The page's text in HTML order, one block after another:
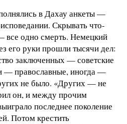
в Дахау анкеты —
Скрывать что-
все одно смерть. Немецкий
его руки прошли тысячи дел:
заключенных — советские
— православные, иногда —
не было. «Других — не
он, и между прочим
последнее поколение
Потом крестить